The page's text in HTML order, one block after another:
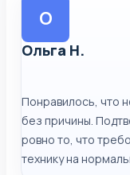
О
Ольга Н.
Понравилось, что
без причины.
ровно то, что
технику на